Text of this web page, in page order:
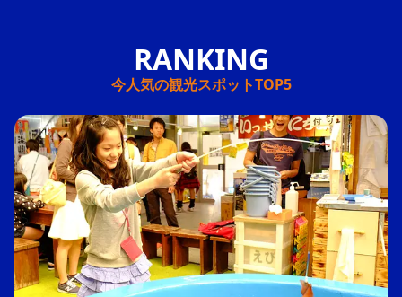
今人気の観光スポットTOP5